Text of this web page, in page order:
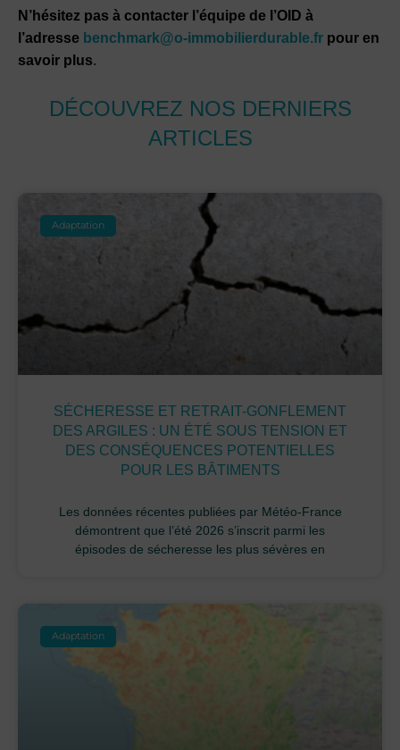
N’hésitez pas à contacter l’équipe de l’OID à
l’adresse benchmark@o-immobilierdurable.fr pour en
savoir plus.
DÉCOUVREZ NOS DERNIERS
ARTICLES
Adaptation
SÉCHERESSE ET RETRAIT-GONFLEMENT
DES ARGILES : UN ÉTÉ SOUS TENSION ET
DES CONSÉQUENCES POTENTIELLES
POUR LES BÂTIMENTS
Les données récentes publiées par Météo-France
démontrent que l’été 2026 s’inscrit parmi les
épisodes de sécheresse les plus sévères en
Adaptation